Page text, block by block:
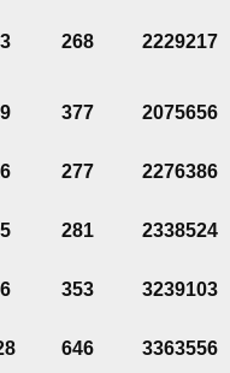
268 2229217
377 2075656
277 2276386
281 2338524
353 3239103
646 3363556